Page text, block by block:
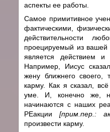
аспекты ее работы.
Самое примитивное
фактическими,
действительности
проецируемый из вашей
является действием и
Например, Иисус
жену ближнего
карму. Как я сказал,
уме. И, конечно же,
начинаются с наших
РЕакции[прим.пер.:
произвести карму.